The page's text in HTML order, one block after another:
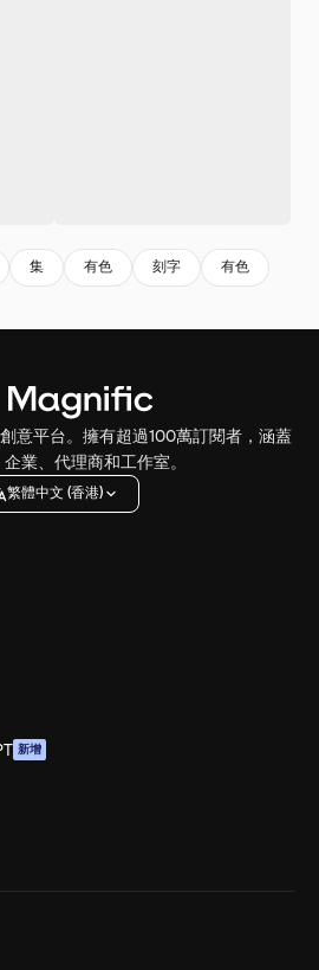
集 有色 刻字 有色
意平台。擁有超過100萬訂閱者，涵蓋
業、代理商和工作室。
繁體中文 (香港)
新增